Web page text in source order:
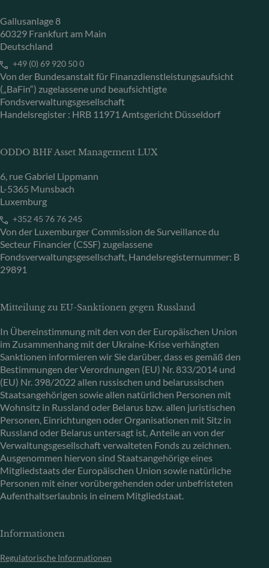
Gallusanlage 8
60329 Frankfurt am Main
Deutschland
+49 (0) 69 920 50 0
Von der Bundesanstalt für Finanzdienstleistungsaufsicht
(„BaFin“) zugelassene und beaufsichtigte
Fondsverwaltungsgesellschaft
Handelsregister : HRB 11971 Amtsgericht Düsseldorf
ODDO BHF Asset Management LUX
6, rue Gabriel Lippmann
L-5365 Munsbach
Luxemburg
+352 45 76 76 245
Von der Luxemburger Commission de Surveillance du
Secteur Financier (CSSF) zugelassene
Fondsverwaltungsgesellschaft, Handelsregisternummer: B
29891
Mitteilung zu EU-Sanktionen gegen Russland
In Übereinstimmung mit den von der Europäischen Union
im Zusammenhang mit der Ukraine-Krise verhängten
Sanktionen informieren wir Sie darüber, dass es gemäß den
Bestimmungen der Verordnungen (EU) Nr. 833/2014 und
(EU) Nr. 398/2022 allen russischen und belarussischen
Staatsangehörigen sowie allen natürlichen Personen mit
Wohnsitz in Russland oder Belarus bzw. allen juristischen
Personen, Einrichtungen oder Organisationen mit Sitz in
Russland oder Belarus untersagt ist, Anteile an von der
Verwaltungsgesellschaft verwalteten Fonds zu zeichnen.
Ausgenommen hiervon sind Staatsangehörige eines
Mitgliedstaats der Europäischen Union sowie natürliche
Personen mit einer vorübergehenden oder unbefristeten
Aufenthaltserlaubnis in einem Mitgliedstaat.
Informationen
Regulatorische Informationen